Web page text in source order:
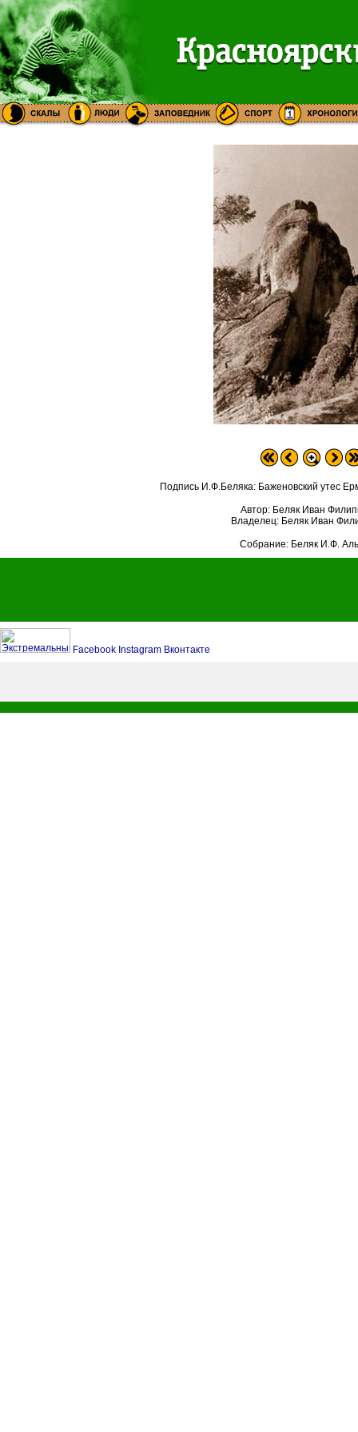
Подпись И.Ф.Беляка: Баженовский утес
Автор: Беляк Иван
Владелец: Беляк Иван
Собрание: Беляк И.Ф.
Facebook Instagram Вконтакте